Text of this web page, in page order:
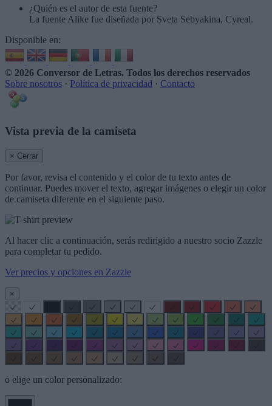
¿Quién es el autor de esta fuente?
La fuente Alike fue diseñada por Sveta Sebyakina, Cyreal.
Disponible en:
© 2026 Conversor de Letras. Todos los derechos reservados
Sobre nosotros · Política de privacidad · Contacto
Vista previa de la camiseta
× Cerrar
Por favor, revisa el contenido y el color de tu texto antes de
continuar. Puedes mover el texto, agregar imágenes o elegir un color
de camiseta diferente en el siguiente paso.
Al hacer clic a continuación, serás redirigido a nuestro socio Zazzle
para completar tu pedido.
Ver precios y opciones en Zazzle
×
o elige un color personalizado: